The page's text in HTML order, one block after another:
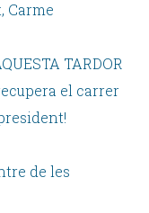
Carme
TARDOR
el carrer
de les